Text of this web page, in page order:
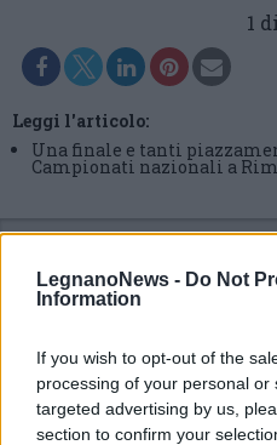
LegnanoNews - Do Not
Information
If you wish to opt-out of the
processing of your personal
targeted advertising by us,
section to confirm your
1
Leggi l'articolo:
Una finale e tanti
Campionati nazionali a